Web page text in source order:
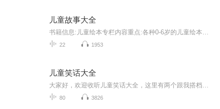
儿童故事大全
22 1953
儿童笑话大全
80 3826